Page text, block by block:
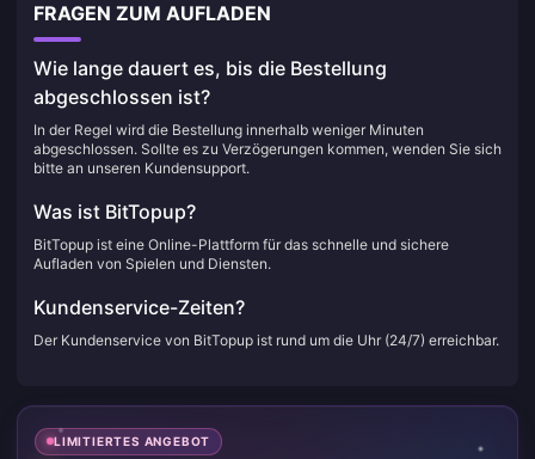
FRAGEN ZUM AUFLADEN
Wie lange dauert es, bis die Bestellung
abgeschlossen ist?
In der Regel wird die Bestellung innerhalb weniger Minuten
abgeschlossen. Sollte es zu Verzögerungen kommen, wenden Sie sich
bitte an unseren Kundensupport.
Was ist BitTopup?
BitTopup ist eine Online-Plattform für das schnelle und sichere
Aufladen von Spielen und Diensten.
Kundenservice-Zeiten?
Der Kundenservice von BitTopup ist rund um die Uhr (24/7) erreichbar.
LIMITIERTES ANGEBOT